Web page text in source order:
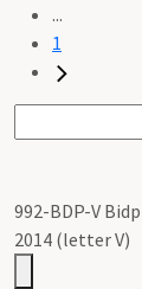
...
1
992-BDP-V
2014 (letter V)